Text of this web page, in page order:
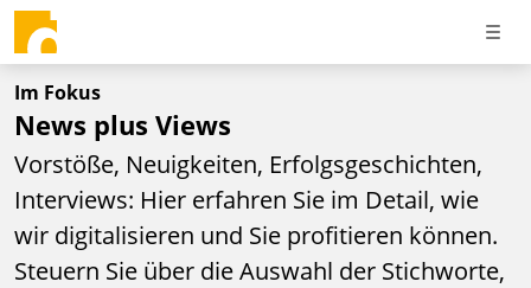
Im Fokus
News plus Views
Vorstöße, Neuigkeiten, Erfolgsgeschichten,
Interviews: Hier erfahren Sie im Detail, wie
wir digitalisieren und Sie profitieren können.
Steuern Sie über die Auswahl der Stichworte,